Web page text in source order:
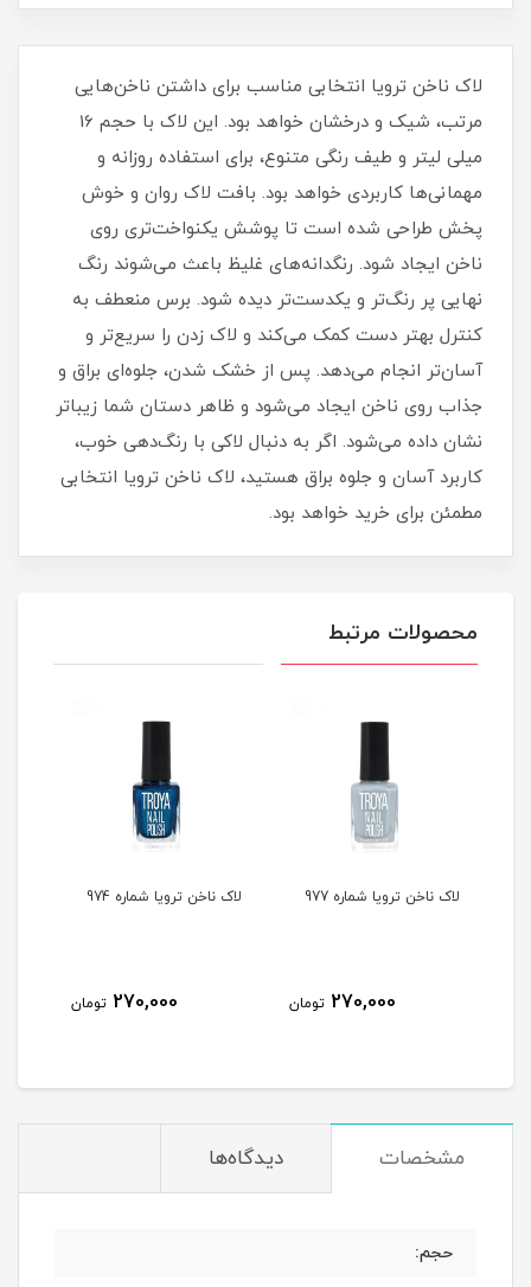
لاک ناخن ترویا انتخابی مناسب برای داشتن ناخن‌هایی
مرتب، شیک و درخشان خواهد بود. این لاک با حجم 16
میلی‌ لیتر و طیف رنگی متنوع، برای استفاده روزانه و
مهمانی‌ها کاربردی خواهد بود. بافت لاک روان و خوش‌
پخش طراحی شده است تا پوشش یکنواخت‌تری روی
ناخن ایجاد شود. رنگدانه‌های غلیظ باعث می‌شوند رنگ
نهایی پر رنگ‌تر و یکدست‌تر دیده شود. برس منعطف به
کنترل بهتر دست کمک می‌کند و لاک زدن را سریع‌تر و
آسان‌تر انجام می‌دهد. پس از خشک شدن، جلوه‌ای براق و
جذاب روی ناخن ایجاد می‌شود و ظاهر دستان شما زیباتر
نشان داده می‌شود. اگر به دنبال لاکی با رنگ‌دهی خوب،
کاربرد آسان و جلوه براق هستید، لاک ناخن ترویا انتخابی
مطمئن برای خرید خواهد بود.
محصولات مرتبط
لاک ناخن ترویا شماره 977
270,000 تومان
لاک ناخن ترویا شماره 974
270,000 تومان
مشخصات دیدگاه‌ها
حجم: